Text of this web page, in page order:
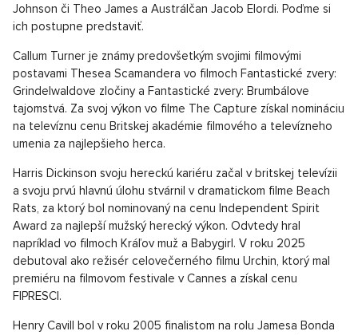
Johnson či Theo James a Austrálčan Jacob Elordi. Poďme si
ich postupne predstaviť.
Callum Turner je známy predovšetkým svojimi filmovými
postavami Thesea Scamandera vo filmoch Fantastické zvery:
Grindelwaldove zločiny a Fantastické zvery: Brumbálove
tajomstvá. Za svoj výkon vo filme The Capture získal nomináciu
na televíznu cenu Britskej akadémie filmového a televízneho
umenia za najlepšieho herca.
Harris Dickinson svoju hereckú kariéru začal v britskej televízii
a svoju prvú hlavnú úlohu stvárnil v dramatickom filme Beach
Rats, za ktorý bol nominovaný na cenu Independent Spirit
Award za najlepší mužský herecký výkon. Odvtedy hral
napríklad vo filmoch Kráľov muž a Babygirl. V roku 2025
debutoval ako režisér celovečerného filmu Urchin, ktorý mal
premiéru na filmovom festivale v Cannes a získal cenu
FIPRESCI.
Henry Cavill bol v roku 2005 finalistom na rolu Jamesa Bonda